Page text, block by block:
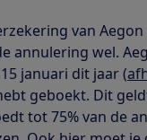
van
annulering wel.
januari dit jaar (
geboekt. Dit
tot 75% van de